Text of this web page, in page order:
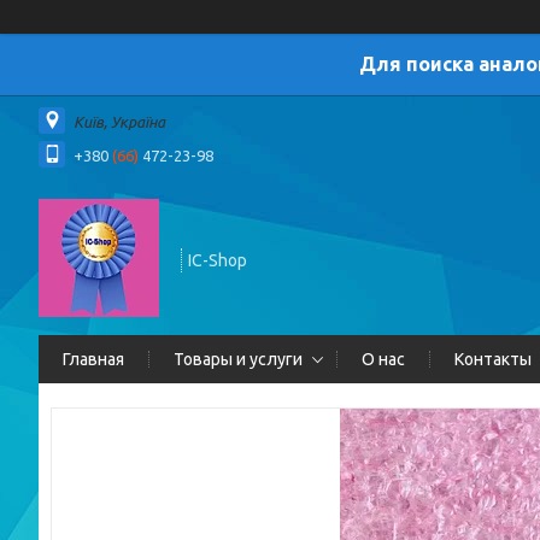
Для поиска
Київ, Україна
+380 (66) 472-23-98
IC-Shop
Главная Товары и услуги О нас Контакты